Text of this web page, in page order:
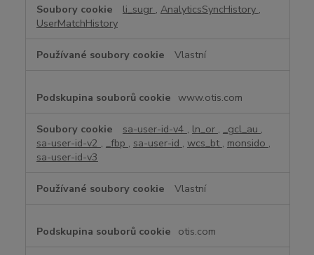
li_sugr , AnalyticsSyncHistory ,
UserMatchHistory
Vlastní
www.otis.com
sa-user-id-v4 , ln_or , _gcl_au ,
sa-user-id-v2 , _fbp , sa-user-id , wcs_bt , monsido ,
sa-user-id-v3
Vlastní
otis.com